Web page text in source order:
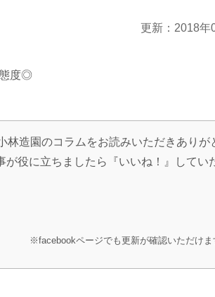
更新：2018年
態度◎
林造園のコラムをお読みいただきありが
が役に立ちましたら『いいね！』してい
※facebookページでも更新が確認いただけま